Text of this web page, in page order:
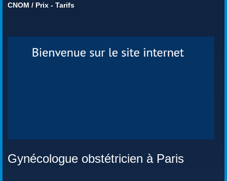
CNOM / Prix - Tarifs
Gynécologue obstétricien à Paris